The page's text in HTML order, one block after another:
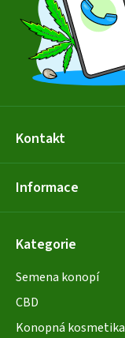
Kontakt
Informace
Kategorie
Semena konopí
CBD
Konopná kosmetika